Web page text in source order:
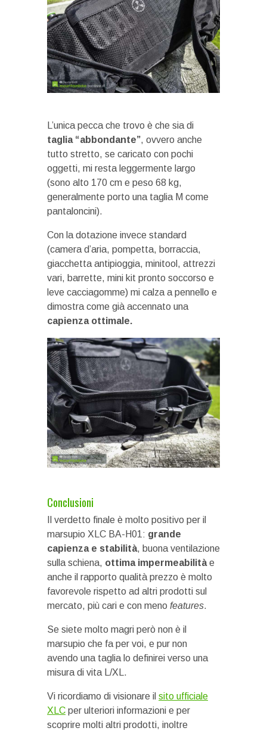
L’unica pecca che trovo è che sia di
taglia “abbondante”, ovvero anche
tutto stretto, se caricato con pochi
oggetti, mi resta leggermente largo
(sono alto 170 cm e peso 68 kg,
generalmente porto una taglia M come
pantaloncini).
Con la dotazione invece standard
(camera d’aria, pompetta, borraccia,
giacchetta antipioggia, minitool, attrezzi
vari, barrette, mini kit pronto soccorso e
leve cacciagomme) mi calza a pennello e
dimostra come già accennato una
capienza ottimale.
Conclusioni
Il verdetto finale è molto positivo per il
marsupio XLC BA-H01: grande
capienza e stabilità, buona ventilazione
sulla schiena, ottima impermeabilitàe
anche il rapporto qualità prezzo è molto
favorevole rispetto ad altri prodotti sul
mercato, più cari e con meno features.
Se siete molto magri però non è il
marsupio che fa per voi, e pur non
avendo una taglia lo definirei verso una
misura di vita L/XL.
Vi ricordiamo di visionare il sito ufficiale
XLC per ulteriori informazioni e per
scoprire molti altri prodotti, inoltre